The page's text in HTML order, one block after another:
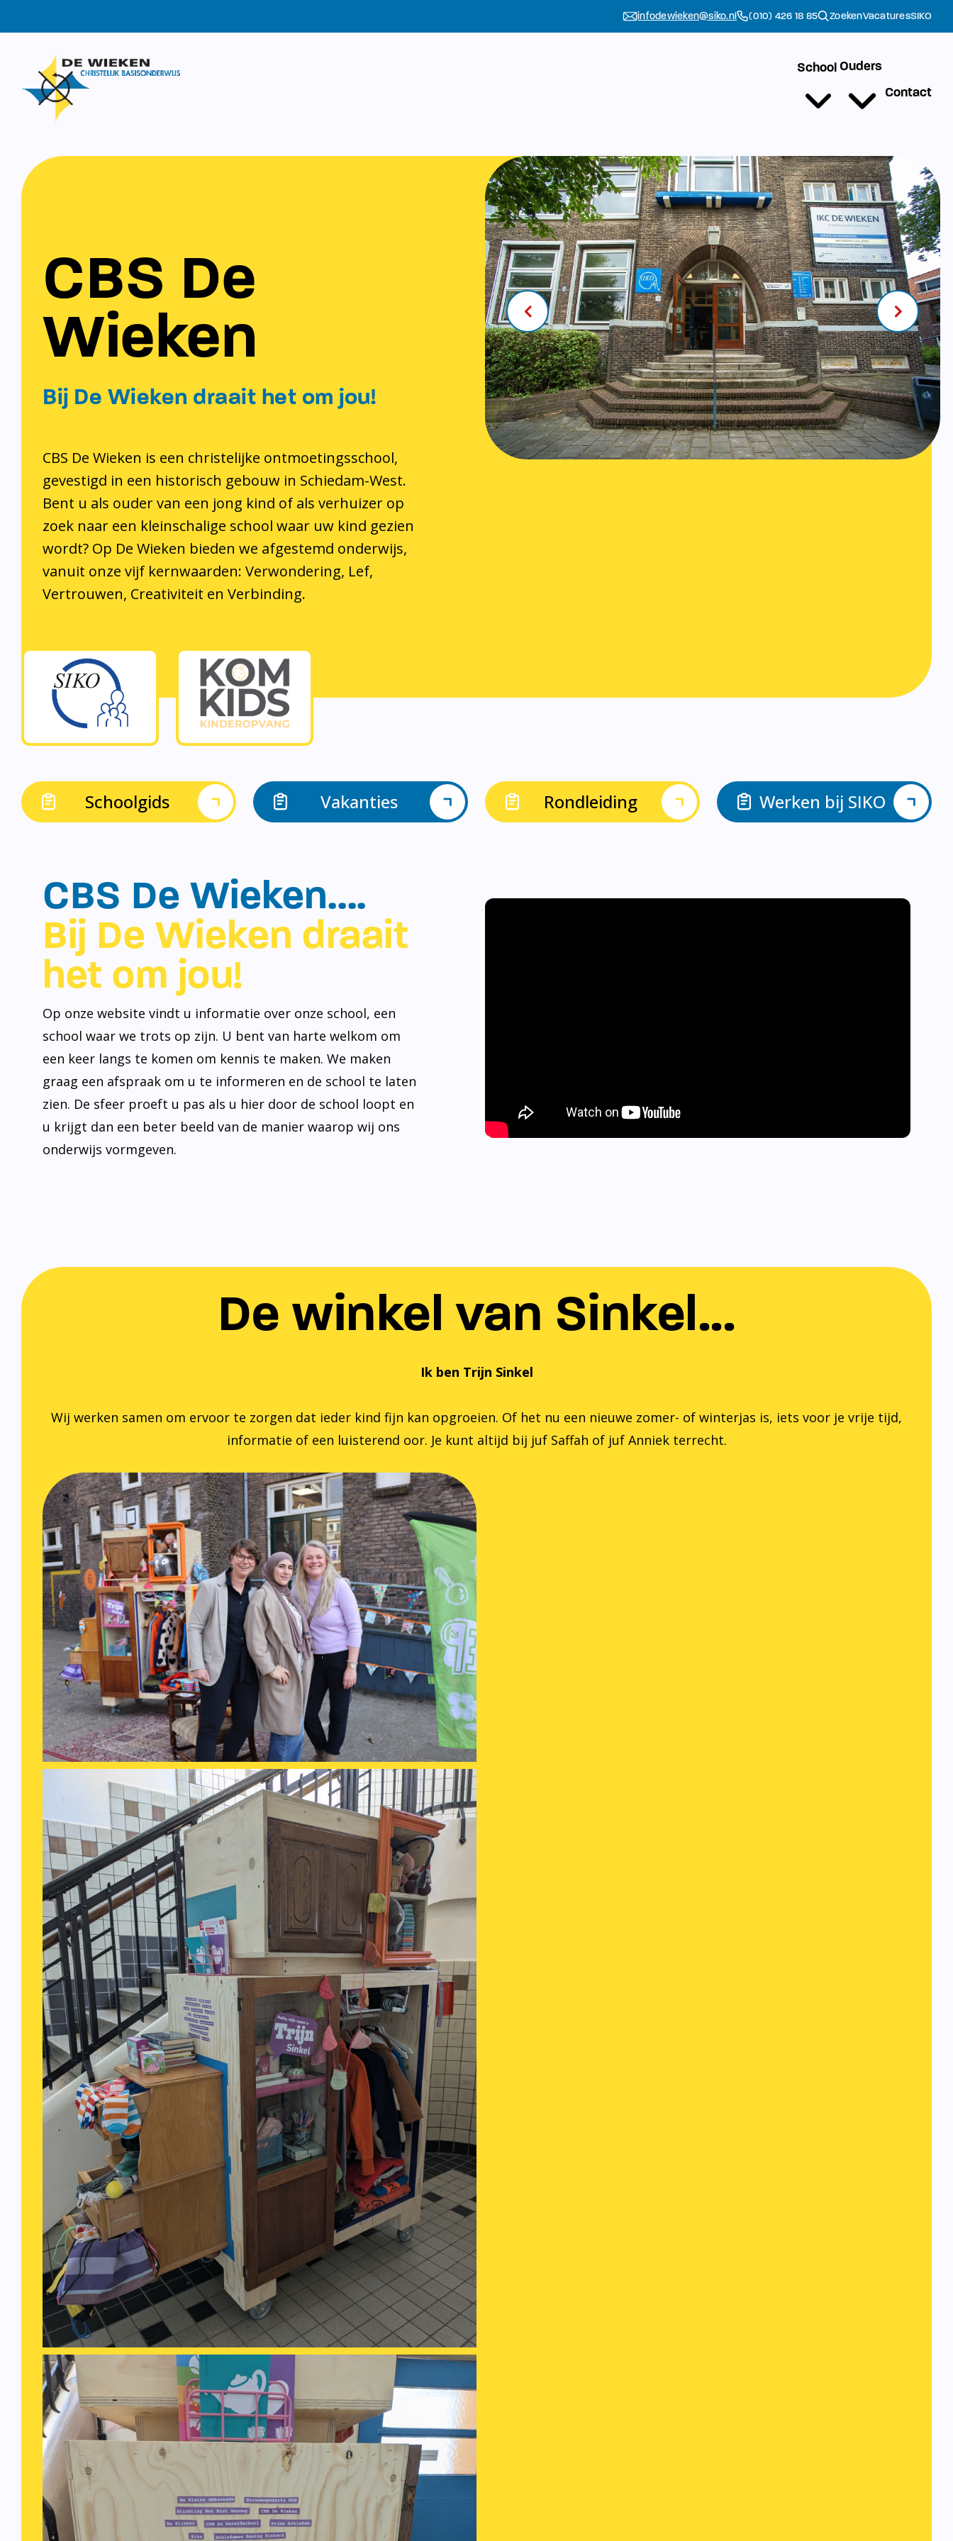
infodewieken@siko.nl (010) 426 18 85 ZoekenVacaturesSIKO
School Ouders
Contact
CBS De
Wieken
Bij De Wieken draait het om jou!
CBS De Wieken is een christelijke ontmoetingsschool,
gevestigd in een historisch gebouw in Schiedam-West.
Bent u als ouder van een jong kind of als verhuizer op
zoek naar een kleinschalige school waar uw kind gezien
wordt? Op De Wieken bieden we afgestemd onderwijs,
vanuit onze vijf kernwaarden: Verwondering, Lef,
Vertrouwen, Creativiteit en Verbinding.
Schoolgids Vakanties Rondleiding Werken bij SIKO
CBS De Wieken….
Bij De Wieken draait
het om jou!
Op onze website vindt u informatie over onze school, een
school waar we trots op zijn. U bent van harte welkom om
een keer langs te komen om kennis te maken. We maken
graag een afspraak om u te informeren en de school te laten
zien. De sfeer proeft u pas als u hier door de school loopt en
u krijgt dan een beter beeld van de manier waarop wij ons
onderwijs vormgeven.
De winkel van Sinkel...
Ik ben Trijn Sinkel
Wij werken samen om ervoor te zorgen dat ieder kind fijn kan opgroeien. Of het nu een nieuwe zomer- of winterjas is, iets voor je vrije tijd,
informatie of een luisterend oor. Je kunt altijd bij juf Saffah of juf Anniek terrecht.